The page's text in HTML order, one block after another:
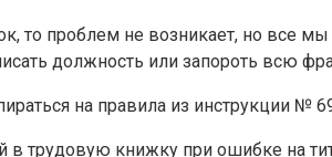
то проблем не возникает, но все
должность или запороть всю
на правила из инструкции №
трудовую книжку при ошибке на